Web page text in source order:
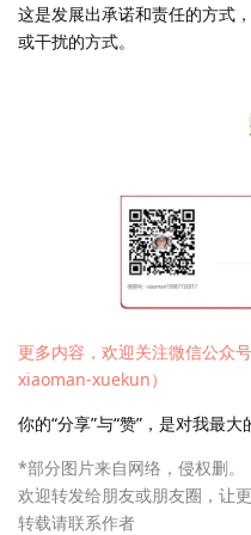
这是发展出承诺和责任的方式
或干扰的方式。
更多内容，欢迎关注微信公众
xiaoman-xuekun）
你的“分享”与“赞”，是对我最大
*部分图片来自网络，侵权删。
欢迎转发给朋友或朋友圈，让
转载请联系作者